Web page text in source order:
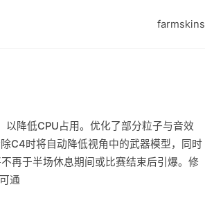
farmskins
降低CPU占用。优化了部分粒子与音效
C4时将自动降低视角中的武器模型，同时
再于半场休息期间或比赛结束后引爆。修
通